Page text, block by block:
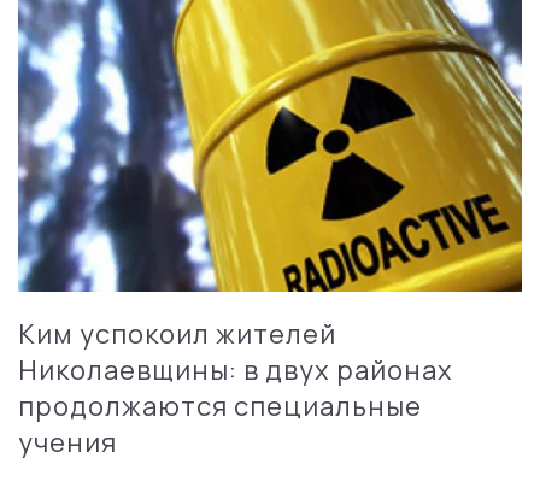
Ким успокоил жителей
Николаевщины: в двух районах
продолжаются специальные
учения